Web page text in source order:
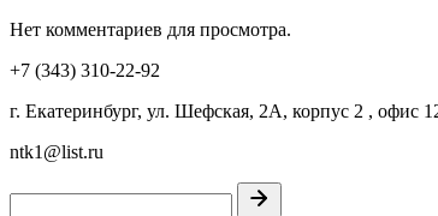
Нет комментариев для просмотра.
+7 (343) 310-22-92
г. Екатеринбург, ул. Шефская, 2А, корпус 2 , офис
ntk1@list.ru